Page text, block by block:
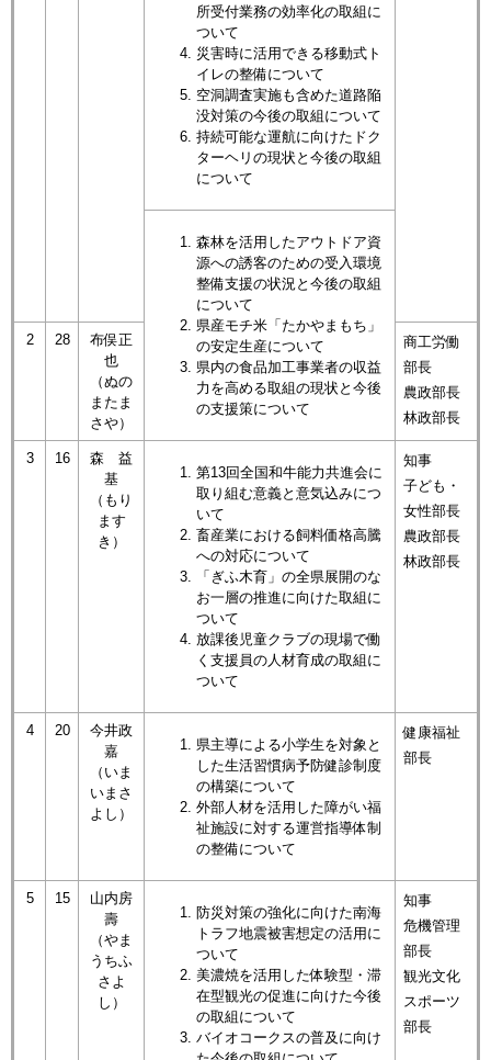
所受付業務の効率化の取組に
ついて
災害時に活用できる移動式ト
イレの整備について
空洞調査実施も含めた道路陥
没対策の今後の取組について
持続可能な運航に向けたドク
ターヘリの現状と今後の取組
について
森林を活用したアウトドア資
源への誘客のための受入環境
整備支援の状況と今後の取組
について
県産モチ米「たかやまもち」
の安定生産について
県内の食品加工事業者の収益
力を高める取組の現状と今後
の支援策について
2 28
布俣正
也
（ぬの
またま
さや）
商工労働
部長
農政部長
林政部長
3 16
森 益
基
（もり
ます
き）​
第13回全国和牛能力共進会に
取り組む意義と意気込みにつ
いて
畜産業における飼料価格高騰
への対応について
「ぎふ木育」の全県展開のな
お一層の推進に向けた取組に
ついて
放課後児童クラブの現場で働
く支援員の人材育成の取組に
ついて
知事
子ども・
女性部長
農政部長
林政部長
4 20
今井政
嘉
（いま
いまさ
よし）
県主導による小学生を対象と
した生活習慣病予防健診制度
の構築について
外部人材を活用した障がい福
祉施設に対する運営指導体制
の整備について
健康福祉
部長
5 15
山内房
壽
（やま
うちふ
さよ
し）
防災対策の強化に向けた南海
トラフ地震被害想定の活用に
ついて​
美濃焼を活用した体験型・滞
在型観光の促進に向けた今後
の取組について
バイオコークスの普及に向け
知事
危機管理
部長
観光文化
スポーツ
部長